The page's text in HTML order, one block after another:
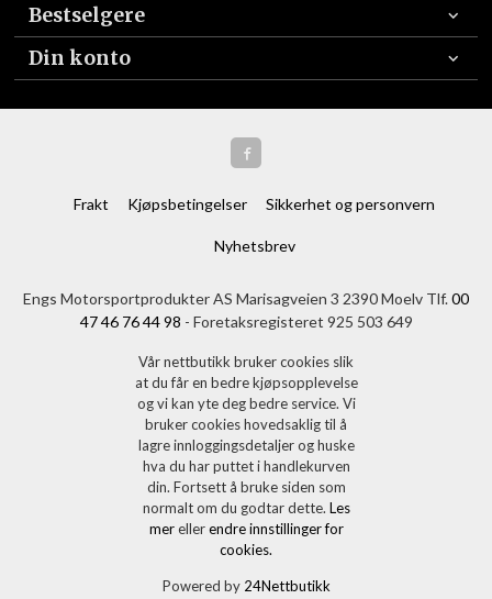
Bestselgere
Din konto
Frakt Kjøpsbetingelser Sikkerhet og personvern
Nyhetsbrev
Engs Motorsportprodukter AS Marisagveien 3 2390 Moelv Tlf.00
47 46 76 44 98 - Foretaksregisteret 925 503 649
Vår nettbutikk bruker cookies slik
at du får en bedre kjøpsopplevelse
og vi kan yte deg bedre service. Vi
bruker cookies hovedsaklig til å
lagre innloggingsdetaljer og huske
hva du har puttet i handlekurven
din. Fortsett å bruke siden som
normalt om du godtar dette. Les
merellerendre innstillinger for
cookies.
Powered by 24Nettbutikk